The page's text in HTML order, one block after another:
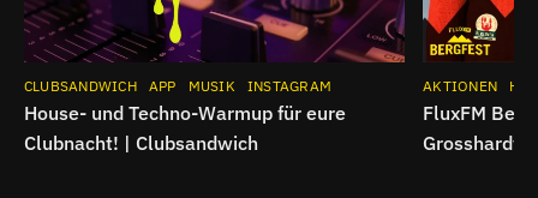
CLUBSANDWICH APP MUSIK INSTAGRAM
House- und Techno-Warmup für eure
Clubnacht! | Clubsandwich
AKTIONEN
FluxFM
Grosshardt